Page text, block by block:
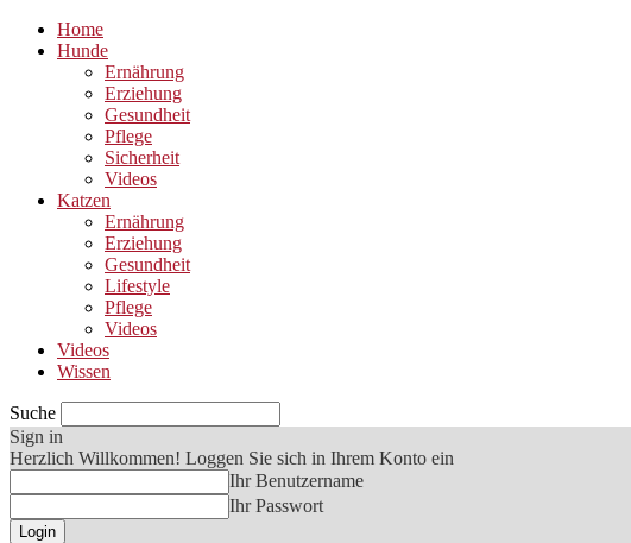
Home
Hunde
Ernährung
Erziehung
Gesundheit
Pflege
Sicherheit
Videos
Katzen
Ernährung
Erziehung
Gesundheit
Lifestyle
Pflege
Videos
Videos
Wissen
Suche
Sign in
Herzlich Willkommen! Loggen Sie sich in Ihrem Konto ein
Ihr Benutzername
Ihr Passwort